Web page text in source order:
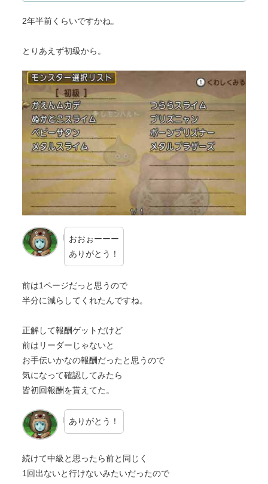
2年半前くらいですかね。
とりあえず初級から。
おおぉーーー
ありがとう！
前は1ページだっと思うので
半分に減らしてくれたんですね。
正解して報酬ゲットだけど
前はリーダーじゃないと
お手伝いかなの報酬だったと思うので
気になって確認してみたら
皆初回報酬を貰えてた。
ありがとう！
続けて中級と思ったら前と同じく
1回出ないと行けないみたいだったので